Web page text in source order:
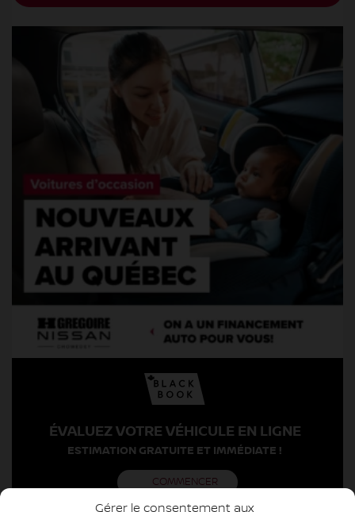
Gérer le consentement aux
ÉVALUEZ VOTRE VÉHICULE EN LIGNE
ESTIMATION GRATUITE ET IMMÉDIATE !
COMMENCER